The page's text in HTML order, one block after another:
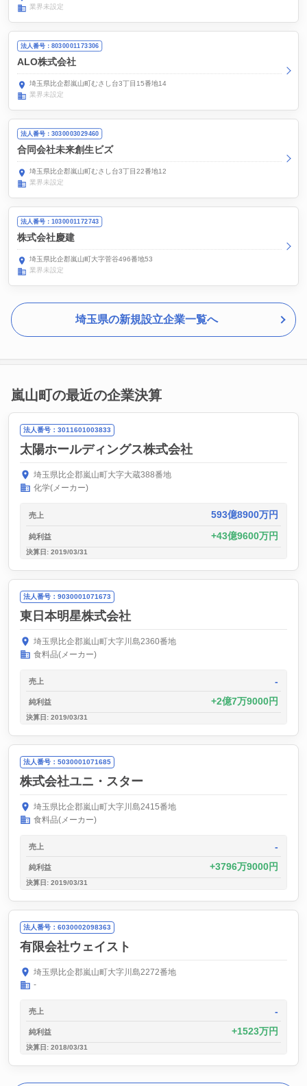
業界未設定
法人番号：8030001173306
ALO株式会社
埼玉県比企郡嵐山町むさし台3丁目15番地14
業界未設定
法人番号：3030003029460
合同会社未来創生ビズ
埼玉県比企郡嵐山町むさし台3丁目22番地12
業界未設定
法人番号：1030001172743
株式会社慶建
埼玉県比企郡嵐山町大字菅谷496番地53
業界未設定
埼玉県の新規設立企業一覧へ
嵐山町の最近の企業決算
法人番号：3011601003833
太陽ホールディングス株式会社
埼玉県比企郡嵐山町大字大蔵388番地
化学(メーカー)
売上 593億8900万円
純利益 43億9600万円
決算日: 2019/03/31
法人番号：9030001071673
東日本明星株式会社
埼玉県比企郡嵐山町大字川島2360番地
食料品(メーカー)
売上 -
純利益 2億7万9000円
決算日: 2019/03/31
法人番号：5030001071685
株式会社ユニ・スター
埼玉県比企郡嵐山町大字川島2415番地
食料品(メーカー)
売上 -
純利益 3796万9000円
決算日: 2019/03/31
法人番号：6030002098363
有限会社ウェイスト
埼玉県比企郡嵐山町大字川島2272番地
-
売上 -
純利益 1523万円
決算日: 2018/03/31